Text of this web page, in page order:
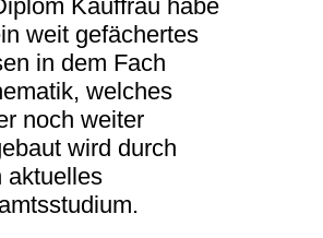
Kauffrau habe
weit gefächertes
in dem Fach
welches
noch weiter
wird durch
aktuelles